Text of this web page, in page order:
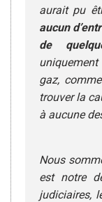
aurait pu
aucun
de
gaz,
trouver la
à aucune
Nous
est notre
judiciaires,